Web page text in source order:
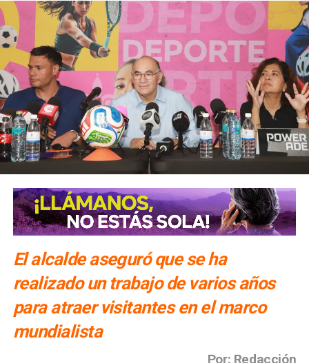
El alcalde aseguró que se ha
realizado un trabajo de varios años
para atraer visitantes en el marco
mundialista
Por: Redacción